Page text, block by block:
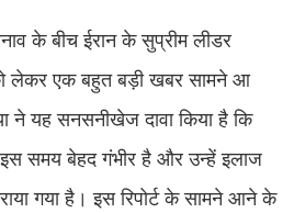
के बीच ईरान के सुप्रीम लीडर
लेकर एक बहुत बड़ी खबर सामने आ
ने यह सनसनीखेज दावा किया है कि
समय बेहद गंभीर है और उन्हें इलाज
गया है। इस रिपोर्ट के सामने आने के